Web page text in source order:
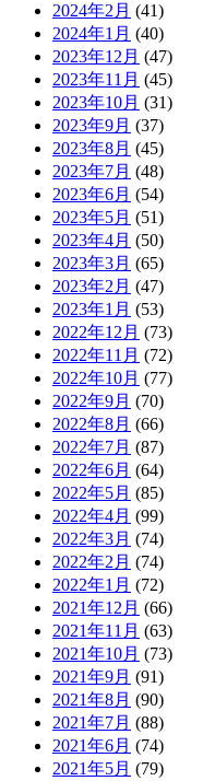
2024年2月 (41)
2024年1月 (40)
2023年12月 (47)
2023年11月 (45)
2023年10月 (31)
2023年9月 (37)
2023年8月 (45)
2023年7月 (48)
2023年6月 (54)
2023年5月 (51)
2023年4月 (50)
2023年3月 (65)
2023年2月 (47)
2023年1月 (53)
2022年12月 (73)
2022年11月 (72)
2022年10月 (77)
2022年9月 (70)
2022年8月 (66)
2022年7月 (87)
2022年6月 (64)
2022年5月 (85)
2022年4月 (99)
2022年3月 (74)
2022年2月 (74)
2022年1月 (72)
2021年12月 (66)
2021年11月 (63)
2021年10月 (73)
2021年9月 (91)
2021年8月 (90)
2021年7月 (88)
2021年6月 (74)
2021年5月 (79)